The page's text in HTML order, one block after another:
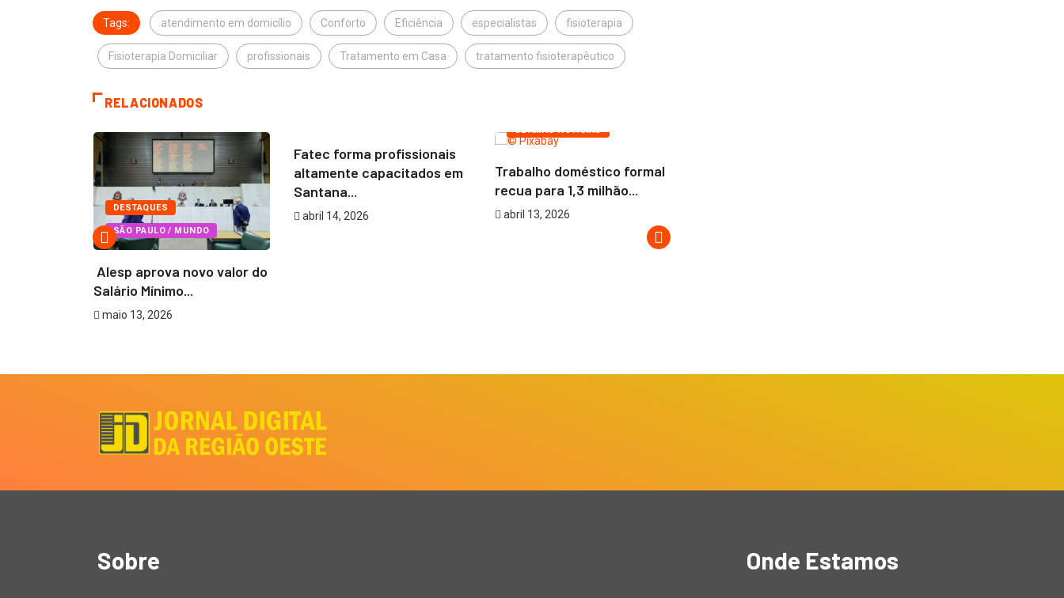
Tags: atendimento em domicílio Conforto Eficiência especialistas fisioterapia
Fisioterapia Domiciliar profissionais Tratamento em Casa tratamento fisioterapêutico
RELACIONADOS
DESTAQUES
SÃO PAULO / MUNDO
Alesp aprova novo valor do
Salário Mínimo...
maio 13, 2026
Fatec forma profissionais
altamente capacitados em
Santana...
abril 14, 2026
ÚLTIMAS NOTÍCIAS
Trabalho doméstico formal
recua para 1,3 milhão...
abril 13, 2026
Sobre Onde Estamos